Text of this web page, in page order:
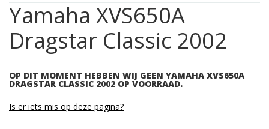
Yamaha XVS650A
Dragstar Classic 2002
OP DIT MOMENT HEBBEN WIJ GEEN YAMAHA XVS650A
DRAGSTAR CLASSIC 2002 OP VOORRAAD.
Is er iets mis op deze pagina?